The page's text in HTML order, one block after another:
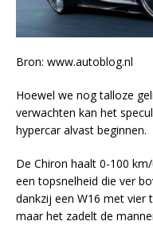
Bron: www.autoblog.nl
Hoewel we nog talloze
verwachten kan het
hypercar alvast beginnen.
De Chiron haalt 0-100
een topsnelheid die ver
dankzij een W16 met vier
maar het zadelt de